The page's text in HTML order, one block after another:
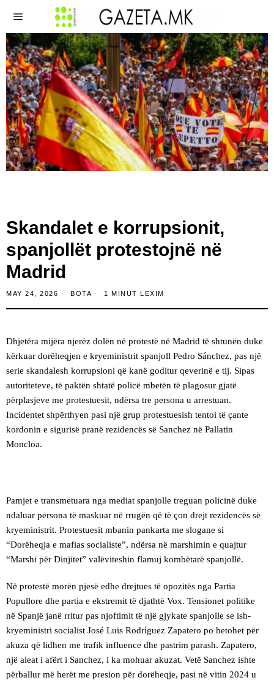
Skandalet e korrupsionit,
spanjollët protestojnë në
Madrid
MAY 24, 2026 BOTA 1 MINUT LEXIM
Dhjetëra mijëra njerëz dolën në protestë në Madrid të shtunën duke
kërkuar dorëheqjen e kryeministrit spanjoll Pedro Sánchez, pas një
serie skandalesh korrupsioni që kanë goditur qeverinë e tij. Sipas
autoriteteve, të paktën shtatë policë mbetën të plagosur gjatë
përplasjeve me protestuesit, ndërsa tre persona u arrestuan.
Incidentet shpërthyen pasi një grup protestuesish tentoi të çante
kordonin e sigurisë pranë rezidencës së Sanchez në Pallatin
Moncloa.
Pamjet e transmetuara nga mediat spanjolle treguan policinë duke
ndaluar persona të maskuar në rrugën që të çon drejt rezidencës së
kryeministrit. Protestuesit mbanin pankarta me slogane si
“Dorëheqja e mafias socialiste”, ndërsa në marshimin e quajtur
“Marshi për Dinjitet” valëviteshin flamuj kombëtarë spanjollë.
Në protestë morën pjesë edhe drejtues të opozitës nga Partia
Popullore dhe partia e ekstremit të djathtë Vox. Tensionet politike
në Spanjë janë rritur pas njoftimit të një gjykate spanjolle se ish-
kryeministri socialist José Luis Rodríguez Zapatero po hetohet për
akuza që lidhen me trafik influence dhe pastrim parash. Zapatero,
një aleat i afërt i Sanchez, i ka mohuar akuzat. Vetë Sanchez ishte
përballur më herët me presion për dorëheqje, pasi në vitin 2024 u